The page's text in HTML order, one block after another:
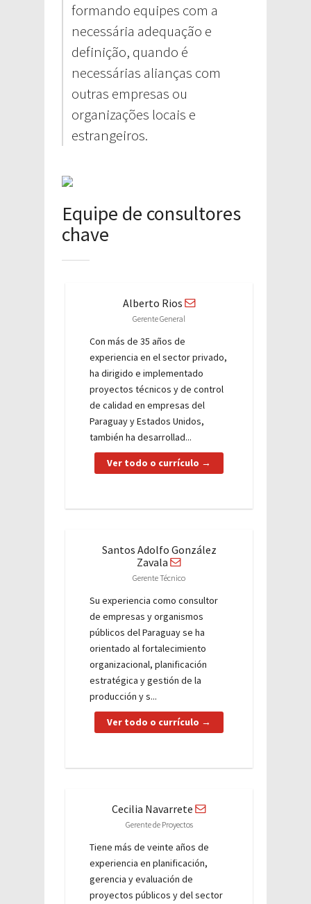
formando equipes com a
necessária adequação e
definição, quando é
necessárias alianças com
outras empresas ou
organizações locais e
estrangeiros.
Equipe de consultores
chave
Alberto Rios
Gerente General
Con más de 35 años de
experiencia en el sector privado,
ha dirigido e implementado
proyectos técnicos y de control
de calidad en empresas del
Paraguay y Estados Unidos,
también ha desarrollad...
Ver todo o currículo →
Santos Adolfo González
Zavala
Gerente Técnico
Su experiencia como consultor
de empresas y organismos
públicos del Paraguay se ha
orientado al fortalecimiento
organizacional, planificación
estratégica y gestión de la
producción y s...
Ver todo o currículo →
Cecilia Navarrete
Gerente de Proyectos
Tiene más de veinte años de
experiencia en planificación,
gerencia y evaluación de
proyectos públicos y del sector